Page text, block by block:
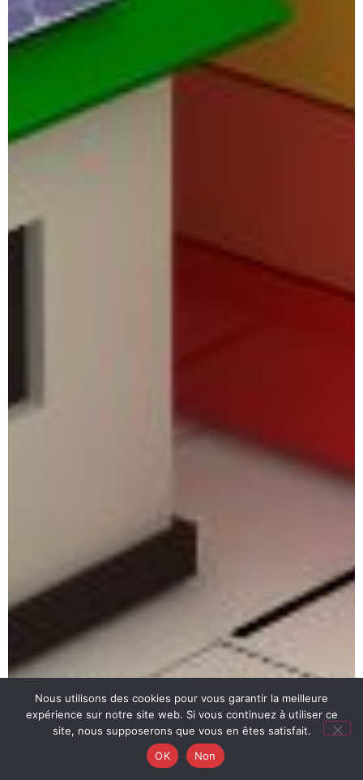
Nous utilisons des cookies pour vous garantir la meilleure
expérience sur notre site web. Si vous continuez à utiliser ce
site, nous supposerons que vous en êtes satisfait.
OK
Non